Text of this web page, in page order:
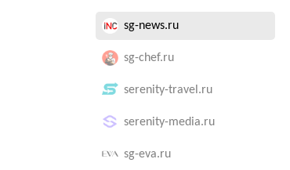
sg-news.ru
sg-chef.ru
serenity-travel.ru
serenity-media.ru
sg-eva.ru